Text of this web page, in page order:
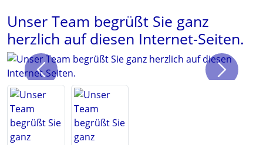
Unser Team begrüßt Sie ganz
herzlich auf diesen Internet-Seiten.